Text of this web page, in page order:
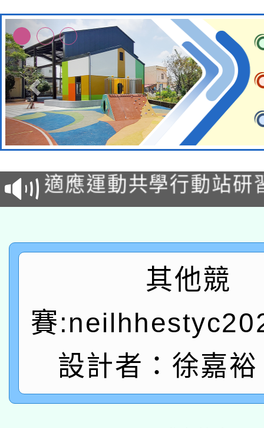
本校115學年度第2次
招甄選結果公告(無人
招)
適應運動共學行動站研
本館辦理115年度閱讀
暨閱讀推動專業研習
A3數位素養講師名單
「數位內容與教學軟
pilot」
有關大陸委員會函釋公
薪期間赴陸應申請許可
轉知經濟部水利署委託
業技術研究院辦理「
115年8月22日(星期六
其他競
賽
設計者：徐嘉